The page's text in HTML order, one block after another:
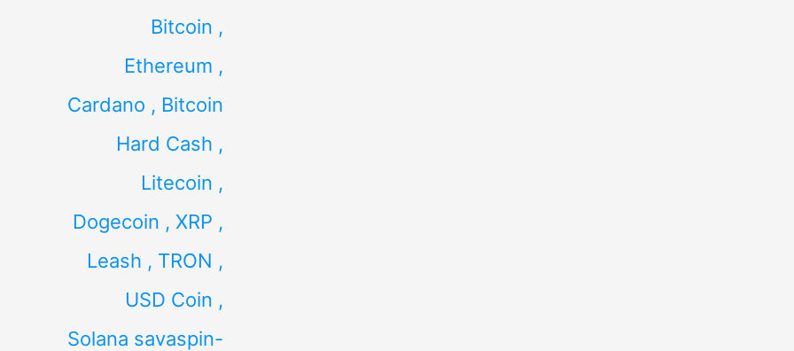
Bitcoin ,
Ethereum ,
Cardano , Bitcoin
Hard Cash ,
Litecoin ,
Dogecoin , XRP ,
Leash , TRON ,
USD Coin ,
Solana savaspin-